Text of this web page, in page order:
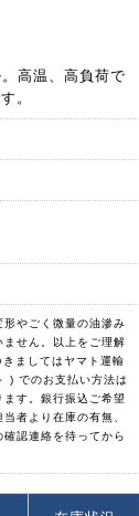
高温、高負荷で
。
形やごく微量の油滲み
せん。以上をご理解
ましてはヤマト運輸
) でのお支払い方法は
す。銀行振込ご希望
者より在庫の有無、
認連絡を待ってから